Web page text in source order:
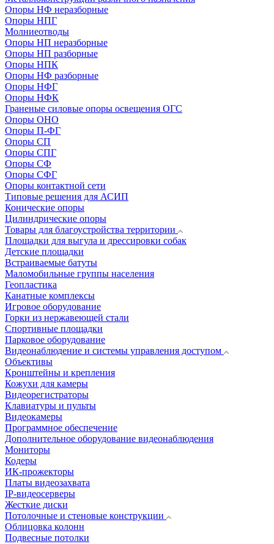
Опоры НФ неразборные
Опоры НПГ
Молниеотводы
Опоры НП неразборные
Опоры НП разборные
Опоры НПК
Опоры НФ разборные
Опоры НФГ
Опоры НФК
Граненые силовые опоры освещения ОГС
Опоры ОНО
Опоры П-ФГ
Опоры СП
Опоры СПГ
Опоры СФ
Опоры СФГ
Опоры контактной сети
Типовые решения для АСИП
Конические опоры
Цилиндрические опоры
Товары для благоустройства территории
Площадки для выгула и дрессировки собак
Детские площадки
Встраиваемые батуты
Маломобильные группы населения
Геопластика
Канатные комплексы
Игровое оборудование
Горки из нержавеющей стали
Спортивные площадки
Парковое оборудование
Видеонаблюдение и системы управления доступом
Объективы
Кронштейны и крепления
Кожухи для камеры
Видеорегистраторы
Клавиатуры и пульты
Видеокамеры
Программное обеспечение
Дополнительное оборудование видеонаблюдения
Мониторы
Кодеры
ИК-прожекторы
Платы видеозахвата
IP-видеосерверы
Жесткие диски
Потолочные и стеновые конструкции
Облицовка колонн
Подвесные потолки